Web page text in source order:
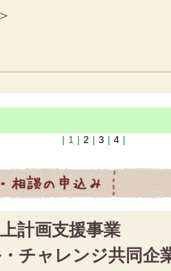
| 1 | 2 | 3 | 4 |
計画支援事業
チャレンジ共同企